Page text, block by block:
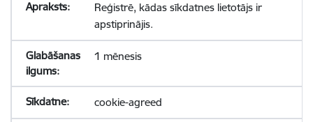
Reģistrē, kādas sīkdatnes lietotājs ir
apstiprinājis.
1 mēnesis
cookie-agreed